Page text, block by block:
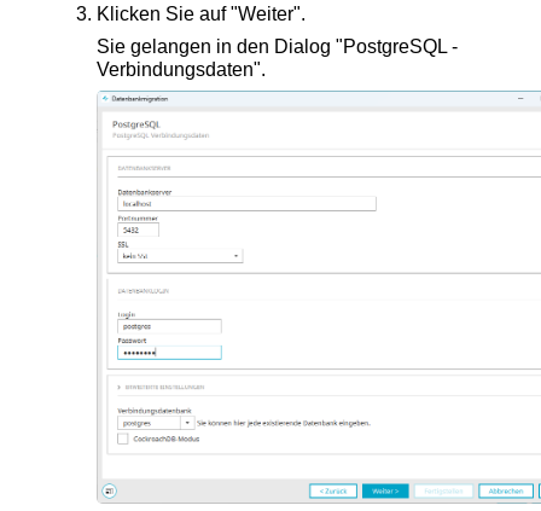
Klicken Sie auf "Weiter".
Sie gelangen in den Dialog "PostgreSQL -
Verbindungsdaten".